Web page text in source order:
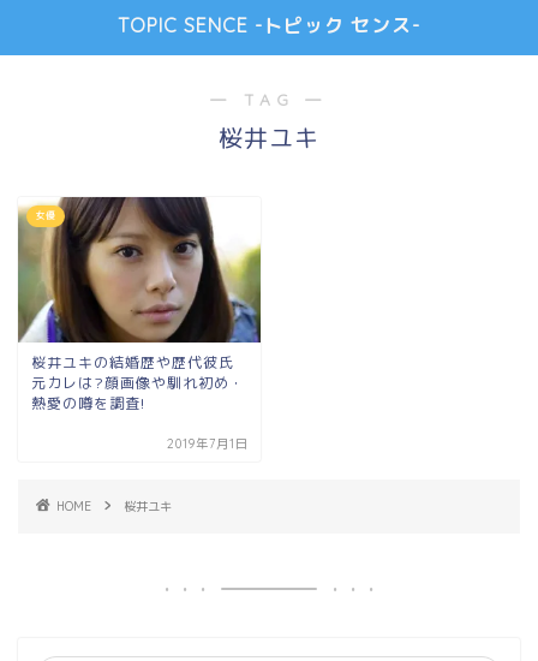
TOPIC SENCE -トピック センス-
― TAG ―
桜井ユキ
女優
桜井ユキの結婚歴や歴代彼氏
元カレは?顔画像や馴れ初め・
熱愛の噂を調査!
2019年7月1日
HOME 桜井ユキ